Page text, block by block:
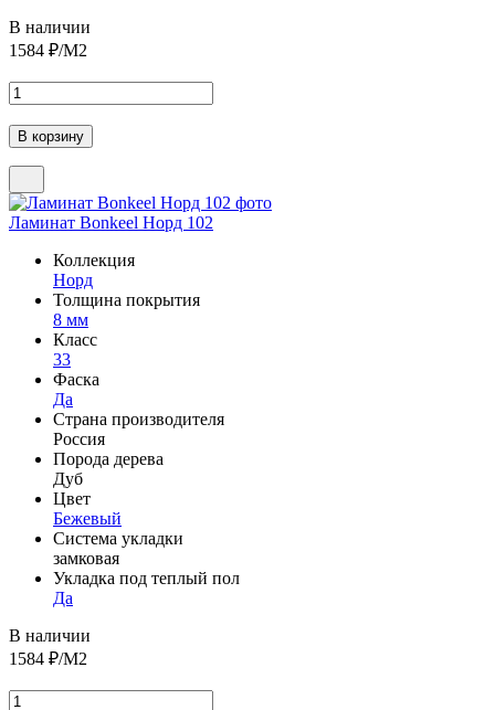
В наличии
1584 ₽/М2
Ламинат Bonkeel Норд 102
Коллекция
Норд
Толщина покрытия
8 мм
Класс
33
Фаска
Да
Страна производителя
Россия
Порода дерева
Дуб
Цвет
Бежевый
Система укладки
замковая
Укладка под теплый пол
Да
В наличии
1584 ₽/М2